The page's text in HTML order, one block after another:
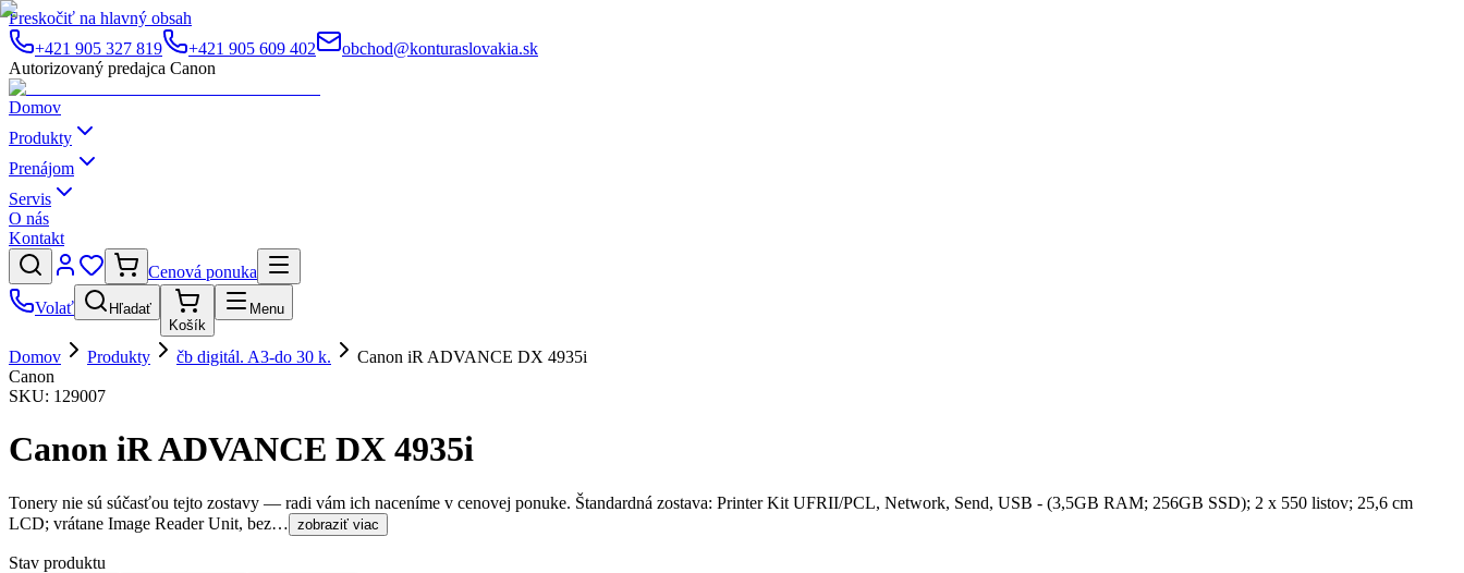
Preskočiť na hlavný obsah
+421 905 327 819
+421 905 609 402
obchod@konturaslovakia.sk
Autorizovaný predajca Canon
Domov
Produkty
Prenájom
Servis
O nás
Kontakt
Cenová ponuka
Volať
Hľadať
Košík
Menu
Domov Produkty čb digitál. A3-do 30 k.
Canon iR ADVANCE DX 4935i
Canon
SKU: 129007
Canon iR ADVANCE DX 4935i
Tonery nie sú súčasťou tejto zostavy — radi vám ich naceníme v cenovej ponuke. Štandardná zostava: Printer Kit UFRII/PCL, Network, Send, USB - (3,5GB RAM; 256GB SSD); 2 x 550 listov; 25,6 cm
LCD; vrátane Image Reader Unit, bez… zobraziť viac
Stav produktu